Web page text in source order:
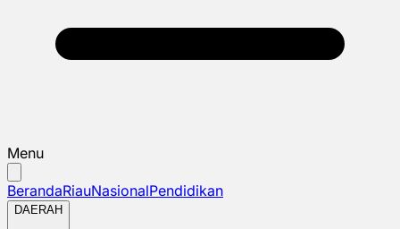
Menu
BerandaRiauNasionalPendidikan
DAERAH